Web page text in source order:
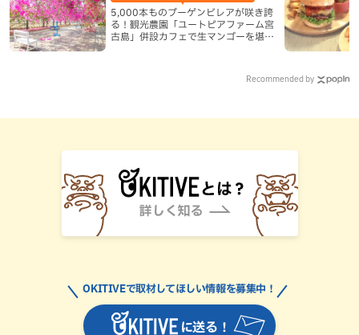
5,000本ものブーゲンビレアが咲き誇
る！観光農園「ユートピアファーム宮
古島」併設カフェで生マンゴーを堪能
Recommended by
に送る！
OKITIVEで取材してほしい情報を募集中！